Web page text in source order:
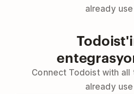
already use
Connect Todoist with all
already use